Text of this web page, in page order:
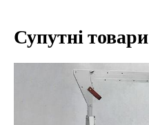
Супутні товари